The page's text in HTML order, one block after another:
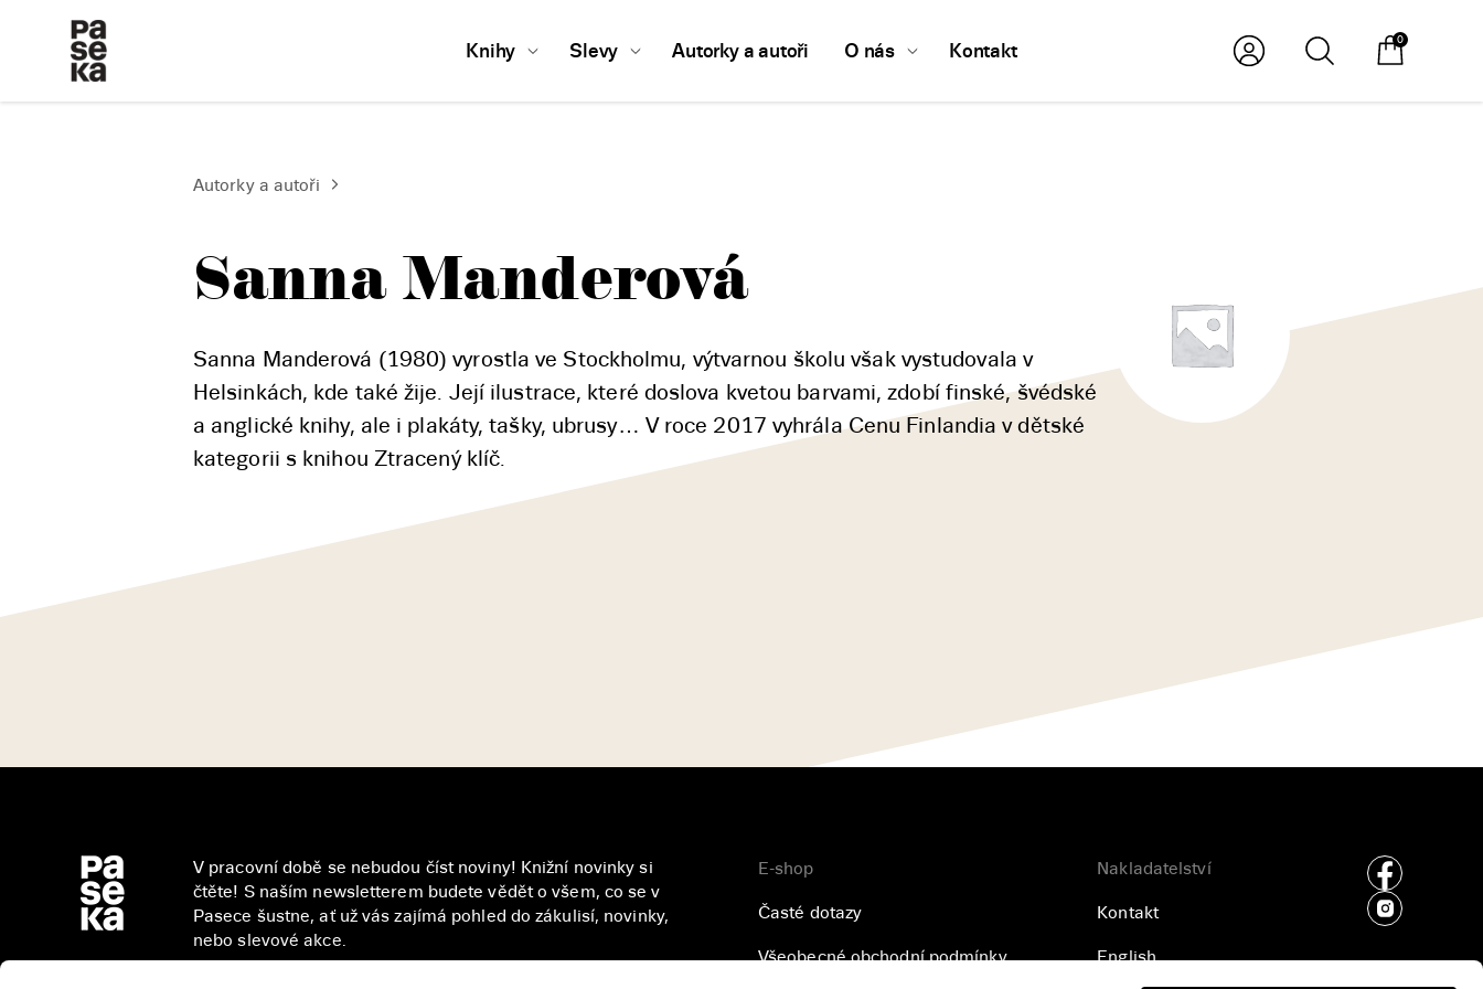
Knihy Slevy Autorky a autoři O nás Kontakt 0
Autorky a autoři
Sanna Manderová
Sanna Manderová (1980) vyrostla ve Stockholmu, výtvarnou školu však vystudovala v
Helsinkách, kde také žije. Její ilustrace, které doslova kvetou barvami, zdobí finské, švédské
a anglické knihy, ale i plakáty, tašky, ubrusy… V roce 2017 vyhrála Cenu Finlandia v dětské
kategorii s knihou Ztracený klíč.
V pracovní době se nebudou číst noviny! Knižní novinky si
čtěte! S naším newsletterem budete vědět o všem, co se v
Pasece šustne, ať už vás zajímá pohled do zákulisí, novinky,
nebo slevové akce.
E-shop
Časté dotazy
Všeobecné obchodní podmínky
Nakladatelství
Kontakt
English